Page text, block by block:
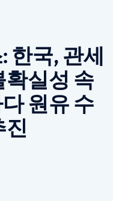
한국, 관세
확실성 속
원유 수
진